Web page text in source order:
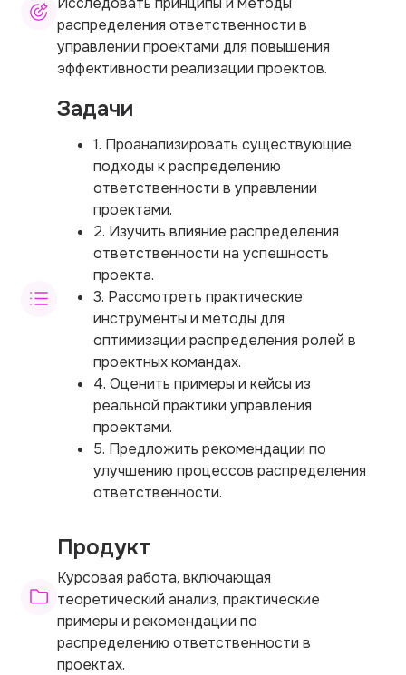
распределения ответственности в
управлении проектами для повышения
эффективности реализации проектов.
Задачи
1. Проанализировать существующие
подходы к распределению
ответственности в управлении
проектами.
2. Изучить влияние распределения
ответственности на успешность
проекта.
3. Рассмотреть практические
инструменты и методы для
оптимизации распределения ролей в
проектных командах.
4. Оценить примеры и кейсы из
реальной практики управления
проектами.
5. Предложить рекомендации по
улучшению процессов распределения
ответственности.
Продукт
Курсовая работа, включающая
теоретический анализ, практические
примеры и рекомендации по
распределению ответственности в
проектах.